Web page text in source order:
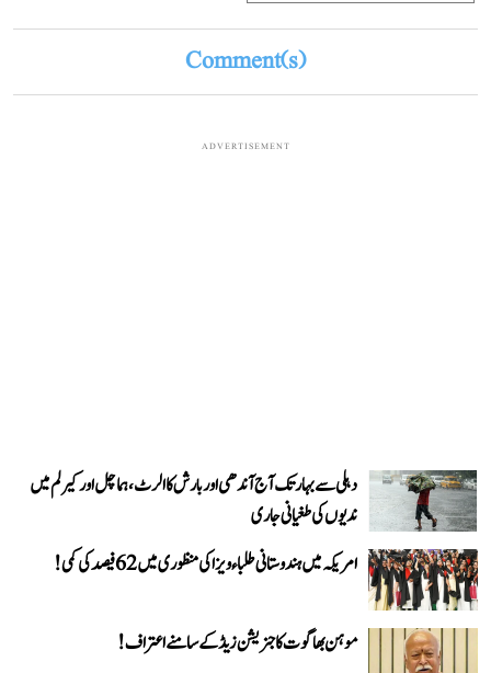
Comment(s)
ADVERTISEMENT
دہلی سے بہار تک آج آندھی اور بارش کا الرٹ، ہماچل اور کیرلم میں
ندیوں کی طغیانی جاری
امریکہ میں ہندوستانی طلباء ویزا کی منظوری میں 62 فیصد کی کمی!
موہن بھاگوت کا جنریشن زیڈ کے سامنے اعتراف!